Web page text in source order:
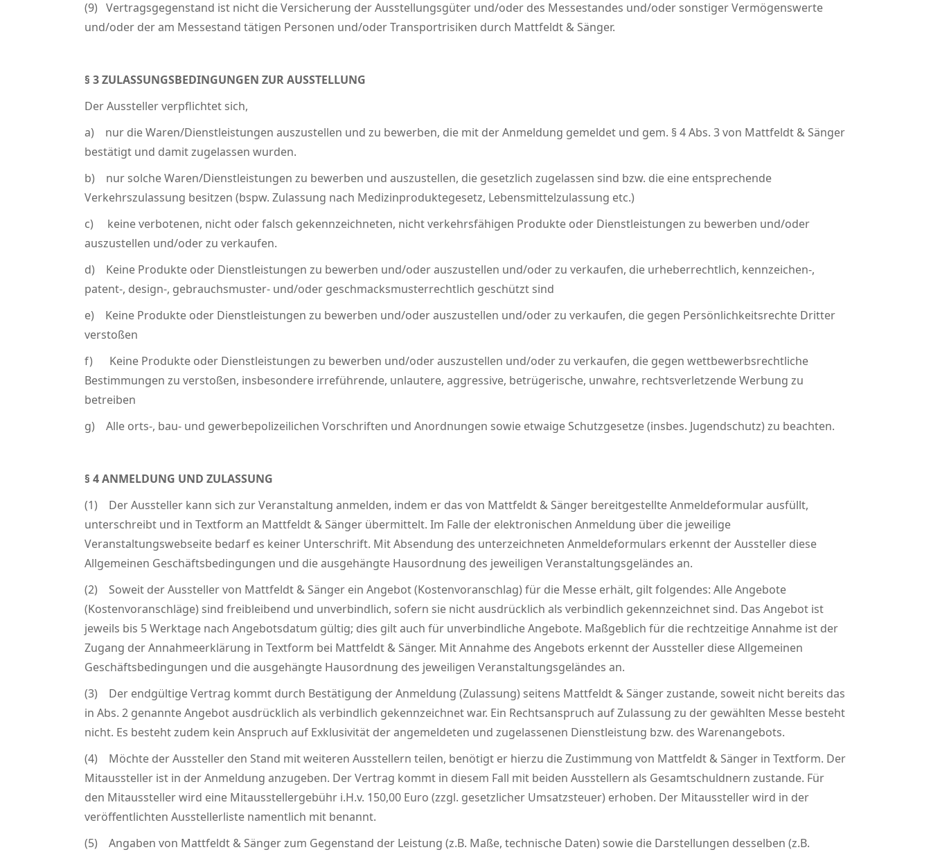
(9) Vertragsgegenstand ist nicht die Versicherung der Ausstellungsgüter und/oder des Messestandes und/oder sonstiger Vermögenswerte
und/oder der am Messestand tätigen Personen und/oder Transportrisiken durch Mattfeldt & Sänger.
§ 3 ZULASSUNGSBEDINGUNGEN ZUR AUSSTELLUNG
Der Aussteller verpflichtet sich,
a) nur die Waren/Dienstleistungen auszustellen und zu bewerben, die mit der Anmeldung gemeldet und gem. § 4 Abs. 3 von Mattfeldt & Sänger
bestätigt und damit zugelassen wurden.
b) nur solche Waren/Dienstleistungen zu bewerben und auszustellen, die gesetzlich zugelassen sind bzw. die eine entsprechende
Verkehrszulassung besitzen (bspw. Zulassung nach Medizinproduktegesetz, Lebensmittelzulassung etc.)
c) keine verbotenen, nicht oder falsch gekennzeichneten, nicht verkehrsfähigen Produkte oder Dienstleistungen zu bewerben und/oder
auszustellen und/oder zu verkaufen.
d) Keine Produkte oder Dienstleistungen zu bewerben und/oder auszustellen und/oder zu verkaufen, die urheberrechtlich, kennzeichen-,
patent-, design-, gebrauchsmuster- und/oder geschmacksmusterrechtlich geschützt sind
e) Keine Produkte oder Dienstleistungen zu bewerben und/oder auszustellen und/oder zu verkaufen, die gegen Persönlichkeitsrechte Dritter
verstoßen
f) Keine Produkte oder Dienstleistungen zu bewerben und/oder auszustellen und/oder zu verkaufen, die gegen wettbewerbsrechtliche
Bestimmungen zu verstoßen, insbesondere irreführende, unlautere, aggressive, betrügerische, unwahre, rechtsverletzende Werbung zu
betreiben
g) Alle orts-, bau- und gewerbepolizeilichen Vorschriften und Anordnungen sowie etwaige Schutzgesetze (insbes. Jugendschutz) zu beachten.
§ 4 ANMELDUNG UND ZULASSUNG
(1) Der Aussteller kann sich zur Veranstaltung anmelden, indem er das von Mattfeldt & Sänger bereitgestellte Anmeldeformular ausfüllt,
unterschreibt und in Textform an Mattfeldt & Sänger übermittelt. Im Falle der elektronischen Anmeldung über die jeweilige
Veranstaltungswebseite bedarf es keiner Unterschrift. Mit Absendung des unterzeichneten Anmeldeformulars erkennt der Aussteller diese
Allgemeinen Geschäftsbedingungen und die ausgehängte Hausordnung des jeweiligen Veranstaltungsgeländes an.
(2) Soweit der Aussteller von Mattfeldt & Sänger ein Angebot (Kostenvoranschlag) für die Messe erhält, gilt folgendes: Alle Angebote
(Kostenvoranschläge) sind freibleibend und unverbindlich, sofern sie nicht ausdrücklich als verbindlich gekennzeichnet sind. Das Angebot ist
jeweils bis 5 Werktage nach Angebotsdatum gültig; dies gilt auch für unverbindliche Angebote. Maßgeblich für die rechtzeitige Annahme ist der
Zugang der Annahmeerklärung in Textform bei Mattfeldt & Sänger. Mit Annahme des Angebots erkennt der Aussteller diese Allgemeinen
Geschäftsbedingungen und die ausgehängte Hausordnung des jeweiligen Veranstaltungsgeländes an.
(3) Der endgültige Vertrag kommt durch Bestätigung der Anmeldung (Zulassung) seitens Mattfeldt & Sänger zustande, soweit nicht bereits das
in Abs. 2 genannte Angebot ausdrücklich als verbindlich gekennzeichnet war. Ein Rechtsanspruch auf Zulassung zu der gewählten Messe besteht
nicht. Es besteht zudem kein Anspruch auf Exklusivität der angemeldeten und zugelassenen Dienstleistung bzw. des Warenangebots.
(4) Möchte der Aussteller den Stand mit weiteren Ausstellern teilen, benötigt er hierzu die Zustimmung von Mattfeldt & Sänger in Textform. Der
Mitaussteller ist in der Anmeldung anzugeben. Der Vertrag kommt in diesem Fall mit beiden Ausstellern als Gesamtschuldnern zustande. Für
den Mitaussteller wird eine Mitausstellergebühr i.H.v. 150,00 Euro (zzgl. gesetzlicher Umsatzsteuer) erhoben. Der Mitaussteller wird in der
veröffentlichten Ausstellerliste namentlich mit benannt.
(5) Angaben von Mattfeldt & Sänger zum Gegenstand der Leistung (z.B. Maße, technische Daten) sowie die Darstellungen desselben (z.B.